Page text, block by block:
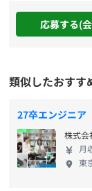
応募する(
類似したおすす
27卒エンジニア
月
東